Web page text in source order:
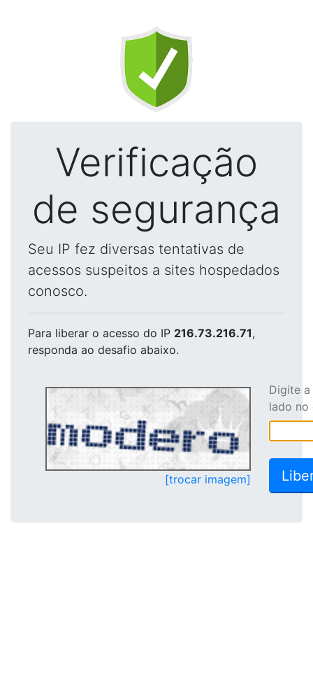
Verificação
de segurança
Seu IP fez diversas tentativas de
acessos suspeitos a sites hospedados
conosco.
Para liberar o acesso do IP 216.73.216.71,
responda ao desafio abaixo.
[trocar imagem]
Digite
lado no